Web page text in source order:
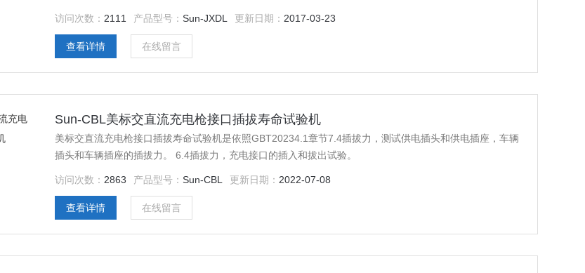
访问次数： 2111 产品型号：Sun-JXDL 更新日期： 2017-03-23
查看详情 在线留言
Sun-CBL美标交直流充电枪接口插拔寿命试验机
美标交直流充电枪接口插拔寿命试验机是依照GBT20234.1章节7.4插拔力，测试供电插头和供电插座，车辆
插头和车辆插座的插拔力。 6.4插拔力，充电接口的插入和拔出试验。
访问次数： 2863 产品型号：Sun-CBL 更新日期： 2022-07-08
查看详情 在线留言